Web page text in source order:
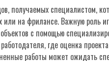
получаемых специалистом,
или на фрилансе. Важную роль
с помощью
где оценка
работы может ожидать